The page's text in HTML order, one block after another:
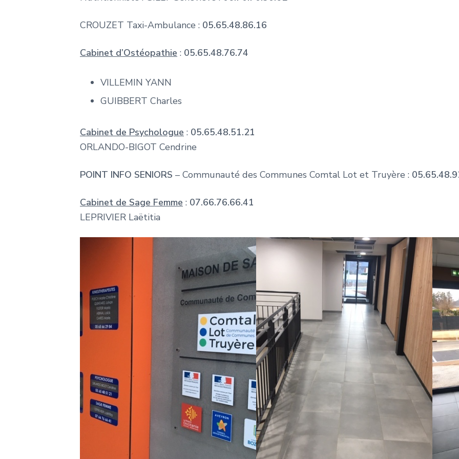
CROUZET Taxi-Ambulance : 05.65.48.86.16
Cabinet d’Ostéopathie : 05.65.48.76.74
VILLEMIN YANN
GUIBBERT Charles
Cabinet de Psychologue : 05.65.48.51.21
ORLANDO-BIGOT Cendrine
POINT INFO SENIORS – Communauté des Communes Comtal Lot et Truyère :
Cabinet de Sage Femme : 07.66.76.66.41
LEPRIVIER Laëtitia